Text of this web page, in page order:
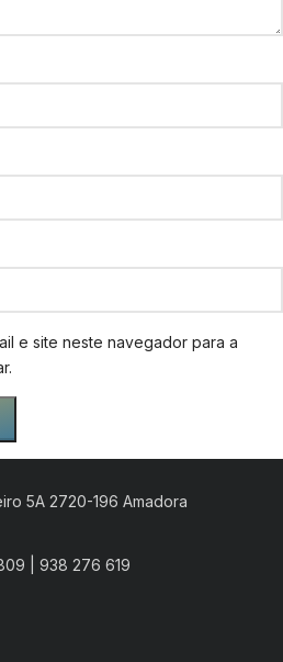
e site neste navegador para a
5A 2720-196 Amadora
| 938 276 619